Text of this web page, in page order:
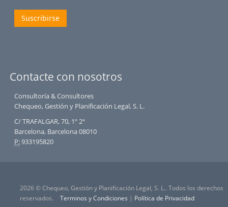
Suscribirse
Contacte con nosotros
Consultoría & Consultores
Chequeo, Gestión y Planificación Legal, S. L.
C/ TRAFALGAR, 70, 1º 2ª
Barcelona, Barcelona 08010
P:933195820
2026 © Chequeo, Gestión y Planificación Legal, S. L.. Todos los derechos
reservados.
Terminos y Condiciones | Política de Privacidad